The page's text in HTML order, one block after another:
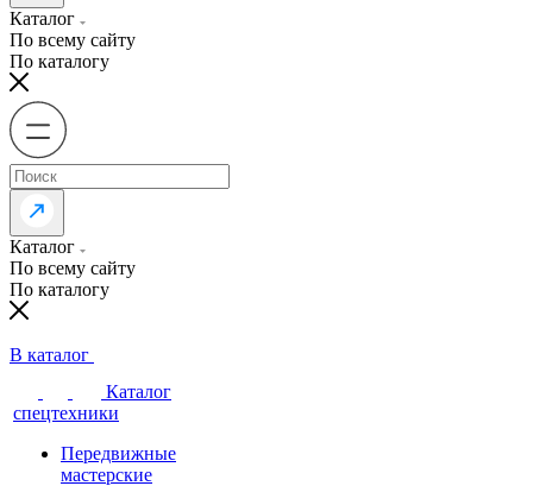
Каталог
По всему сайту
По каталогу
Каталог
По всему сайту
По каталогу
В каталог
Каталог
спецтехники
Передвижные
мастерские